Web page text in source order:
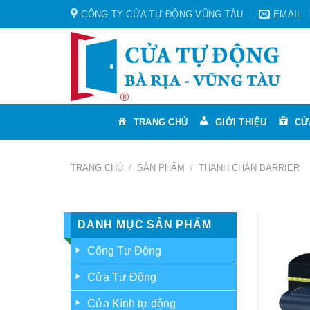
CÔNG TY CỬA TỰ ĐỘNG VŨNG TÀU EMAIL
TRANG CHỦ GIỚI THIỆU
TRANG CHỦ / SẢN PHẨM / THANH CHẮN BARRIER
DANH MỤC SẢN PHẨM
Cổng Tự Động
Cửa Tự Động
Cửa Kính tự động